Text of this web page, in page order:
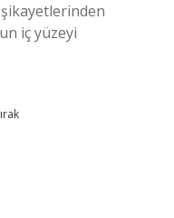
iç yüzeyi